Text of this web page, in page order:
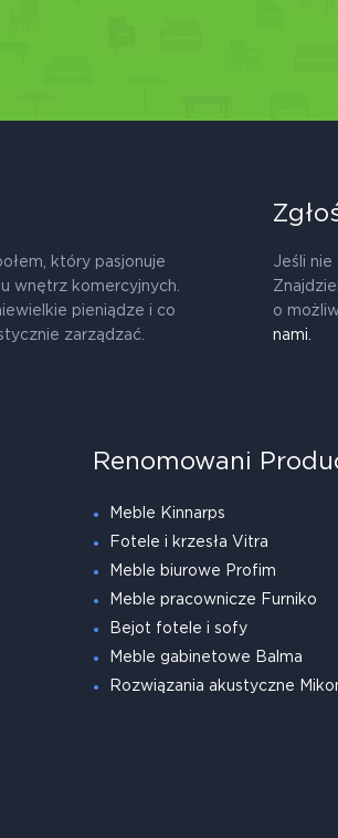
który pasjonuje
wnętrz komercyjnych.
pieniądze i co
zarządzać.
Jeśli nie
o
nami.
Renomowani
Meble Kinnarps
Fotele i krzesła Vitra
Meble biurowe Profim
Meble pracownicze Furniko
Bejot fotele i sofy
Meble gabinetowe Balma
Rozwiązania akustyczne